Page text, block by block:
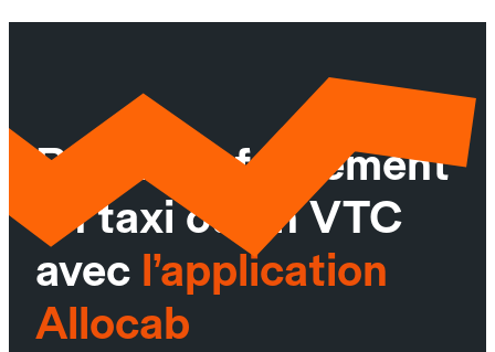
Réservez facilement
un taxi ou un VTC
avec l’application
Allocab